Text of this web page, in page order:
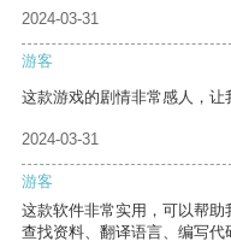
2024-03-31
游客
这款游戏的剧情非常感人，让
2024-03-31
游客
这款软件非常实用，可以帮
查找资料、翻译语言、编写代